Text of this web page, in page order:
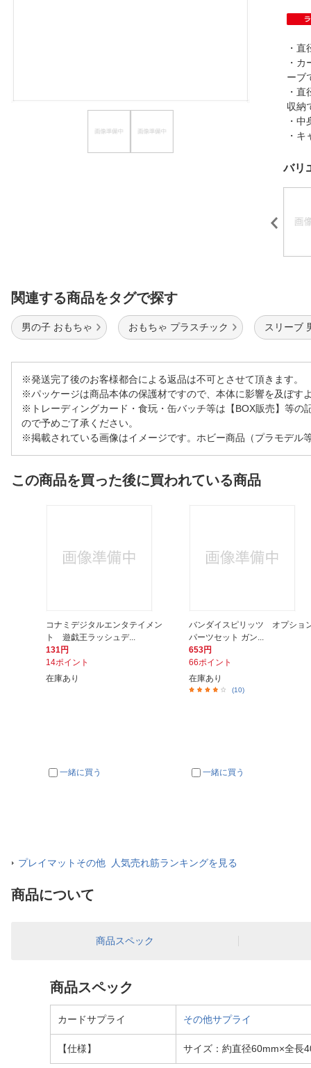
・
・
ーブ
・
収納
・
・
バリ
関連する商品をタグで探す
男の子 おもちゃ おもちゃ プラスチック スリーブ
※発送完了後のお客様都合による返品は不可とさせて頂きます。
※パッケージは商品本体の保護材ですので、本体に影響を及ぼす
※トレーディングカード・食玩・缶バッチ等は【BOX販売】等の
ので予めご了承ください。
※掲載されている画像はイメージです。ホビー商品（プラモデル
この商品を買った後に買われている商品
コナミデジタルエンタテイメン
ト 遊戯王ラッシュデ...
131円
14ポイント
在庫あり
一緒に買う
バンダイスピリッツ オプショ
パーツセット ガン...
653円
66ポイント
在庫あり
(10)
一緒に買う
プレイマットその他 人気売れ筋ランキングを見る
商品について
商品スペック
商品スペック
カードサプライ その他サプライ
【仕様】 サイズ：約直径60mm×全長